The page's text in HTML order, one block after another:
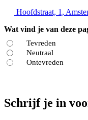
Hoofdstraat, 1,
Wat vind je van deze
Tevreden
Neutraal
Ontevreden
Schrijf je in